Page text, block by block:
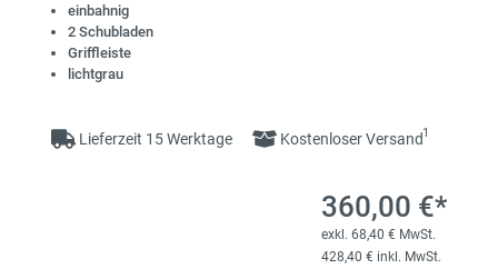
einbahnig
2 Schubladen
Griffleiste
lichtgrau
Lieferzeit 15 Werktage Kostenloser Versand1
360,00 €*
exkl. 68,40 € MwSt.
428,40 € inkl. MwSt.